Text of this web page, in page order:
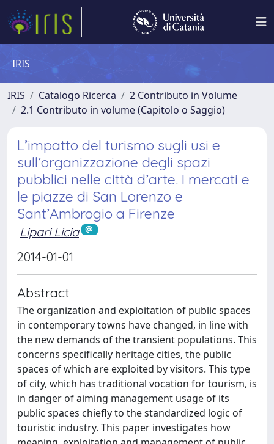
IRIS
IRIS Catalogo Ricerca
2 Contributo in Volume
2.1 Contributo in volume (Capitolo o Saggio)
L’impatto del turismo sugli usi e
sull’organizzazione degli spazi
pubblici nelle città d’arte. I mercati e
le piazze di San Lorenzo e
Sant’Ambrogio a Firenze
Lipari Licia
2014-01-01
Abstract
The organization and exploitation of public spaces
in contemporary towns have changed, in line with
the new demands of the transient populations. This
concerns specifically heritage cities, the public
spaces of which are exploited by visitors. This type
of city, which has traditional vocation for tourism, is
in danger of aiming management usage of its
public spaces chiefly to the standardized logic of
touristic industry. This paper investigates how